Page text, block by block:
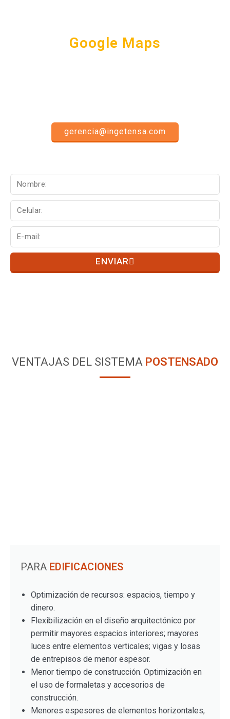
Google Maps
gerencia@ingetensa.com
ENVIAR
VENTAJAS DEL SISTEMA POSTENSADO
PARA EDIFICACIONES
Optimización de recursos: espacios, tiempo y
dinero.
Flexibilización en el diseño arquitectónico por
permitir mayores espacios interiores; mayores
luces entre elementos verticales; vigas y losas
de entrepisos de menor espesor.
Menor tiempo de construcción. Optimización en
el uso de formaletas y accesorios de
construcción.
Menores espesores de elementos horizontales,